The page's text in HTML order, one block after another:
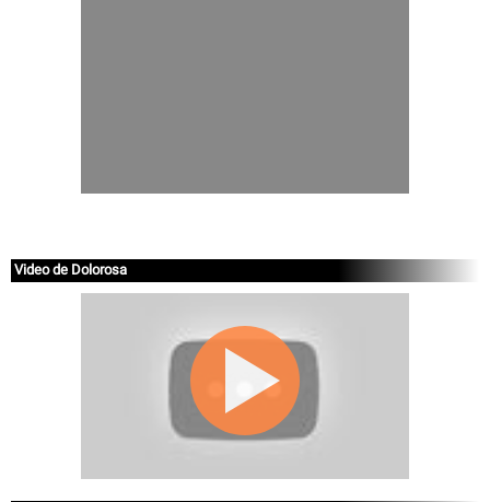
Video de Dolorosa